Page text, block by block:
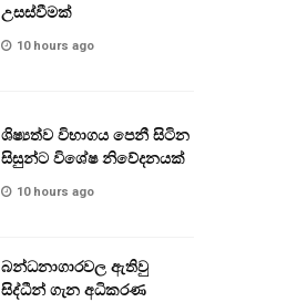
උසස්වීමක්
10 hours ago
ශිෂ්‍යත්ව විභාගය පෙනී සිටින
සිසුන්ට විශේෂ නිවේදනයක්
10 hours ago
බන්ධනාගාරවල ඇතිවු
සිද්ධීන් ගැන අධිකරණ